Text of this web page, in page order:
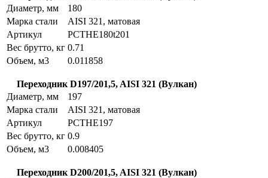
Диаметр, мм
180
Марка стали
AISI 321, матовая
Артикул
PCTHE180t201
Вес брутто, кг 0.71
Объем, м3
0.011858
Переходник D197/201,5, AISI 321 (Вулкан)
Диаметр, мм
197
Марка стали
AISI 321, матовая
Артикул
PCTHE197
Вес брутто, кг 0.9
Объем, м3
0.008405
Переходник D200/201,5, AISI 321 (Вулкан)